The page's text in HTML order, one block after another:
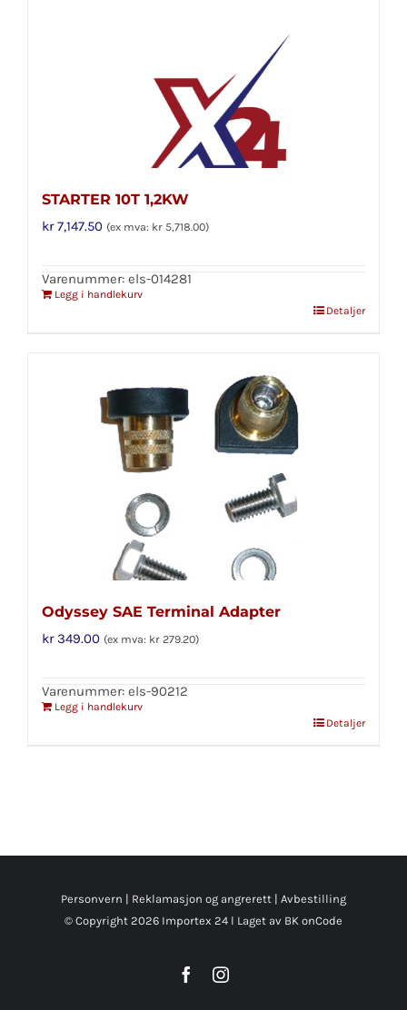
STARTER 10T 1,2KW
kr7,147.50 (ex mva: kr 5,718.00)
Varenummer: els-014281
Legg i handlekurv
Detaljer
Odyssey SAE Terminal Adapter
kr349.00 (ex mva: kr 279.20)
Varenummer: els-90212
Legg i handlekurv
Detaljer
Personvern | Reklamasjon og angrerett | Avbestilling
© Copyright 2026 Importex 24 l Laget av BK onCode
FacebookInstagram